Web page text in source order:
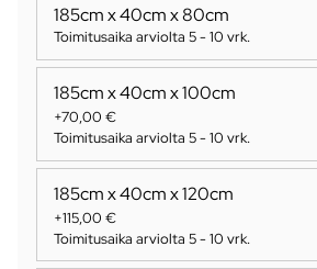
185cm x 40cm x 80cm
Toimitusaika arviolta 5 - 10 vrk.
185cm x 40cm x 100cm
+70,00 €
Toimitusaika arviolta 5 - 10 vrk.
185cm x 40cm x 120cm
+115,00 €
Toimitusaika arviolta 5 - 10 vrk.